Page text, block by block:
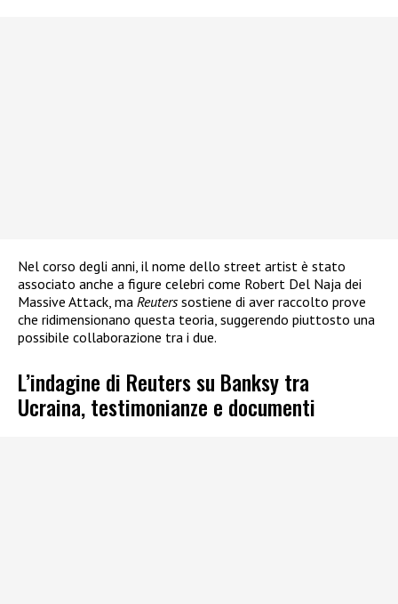
Nel corso degli anni, il nome dello street artist è stato
associato anche a figure celebri come Robert Del Naja dei
Massive Attack, ma Reuterssostiene di aver raccolto prove
che ridimensionano questa teoria, suggerendo piuttosto una
possibile collaborazione tra i due.
L’indagine di Reuters su Banksy tra
Ucraina, testimonianze e documenti